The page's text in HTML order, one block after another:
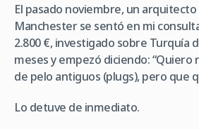
El pasado noviembre, un arquitecto
Manchester se sentó en mi
2.800 €, investigado sobre Turquía
meses y empezó diciendo: “Quiero
de pelo antiguos (plugs), pero que
Lo detuve de inmediato.